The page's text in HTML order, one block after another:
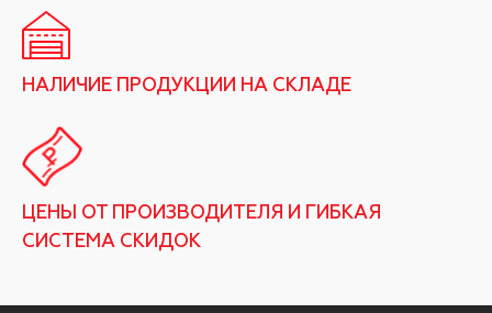
НАЛИЧИЕ ПРОДУКЦИИ НА СКЛАДЕ
ЦЕНЫ ОТ ПРОИЗВОДИТЕЛЯ И ГИБКАЯ
СИСТЕМА СКИДОК